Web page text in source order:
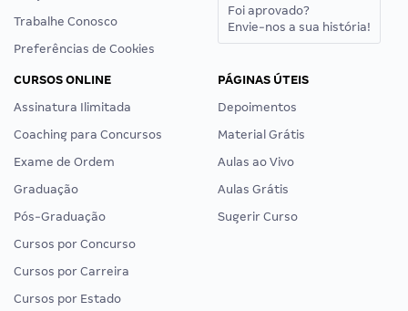
Trabalhe Conosco
Preferências de Cookies
Foi aprovado?
Envie-nos a sua história!
CURSOS ONLINE
Assinatura Ilimitada
Coaching para Concursos
Exame de Ordem
Graduação
Pós-Graduação
Cursos por Concurso
Cursos por Carreira
Cursos por Estado
PÁGINAS ÚTEIS
Depoimentos
Material Grátis
Aulas ao Vivo
Aulas Grátis
Sugerir Curso